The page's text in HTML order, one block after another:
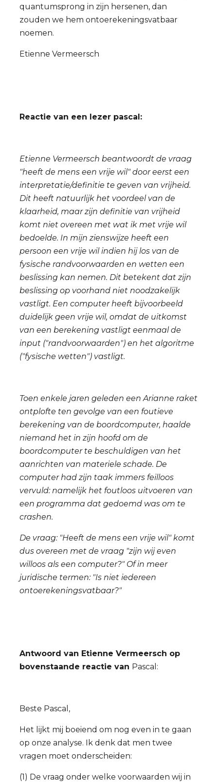
quantumsprong in zijn hersenen, dan
zouden we hem ontoerekeningsvatbaar
noemen.
Etienne Vermeersch
Reactie van een lezer pascal:
Etienne Vermeersch beantwoordt de vraag
"heeft de mens een vrije wil" door eerst een
interpretatie/definitie te geven van vrijheid.
Dit heeft natuurlijk het voordeel van de
klaarheid, maar zijn definitie van vrijheid
komt niet overeen met wat ik met vrije wil
bedoelde. In mijn zienswijze heeft een
persoon een vrije wil indien hij los van de
fysische randvoorwaarden en wetten een
beslissing kan nemen. Dit betekent dat zijn
beslissing op voorhand niet noodzakelijk
vastligt. Een computer heeft bijvoorbeeld
duidelijk geen vrije wil, omdat de uitkomst
van een berekening vastligt eenmaal de
input ("randvoorwaarden") en het algoritme
("fysische wetten") vastligt.
Toen enkele jaren geleden een Arianne raket
ontplofte ten gevolge van een foutieve
berekening van de boordcomputer, haalde
niemand het in zijn hoofd om de
boordcomputer te beschuldigen van het
aanrichten van materiele schade. De
computer had zijn taak immers feilloos
vervuld: namelijk het foutloos uitvoeren van
een programma dat gedoemd was om te
crashen.
De vraag: "Heeft de mens een vrije wil" komt
dus overeen met de vraag "zijn wij even
willoos als een computer?" Of in meer
juridische termen: "Is niet iedereen
ontoerekeningsvatbaar?"
Antwoord van Etienne Vermeersch op
bovenstaande reactie van Pascal:
Beste Pascal,
Het lijkt mij boeiend om nog even in te gaan
op onze analyse. Ik denk dat men twee
vragen moet onderscheiden:
(1) De vraag onder welke voorwaarden wij in